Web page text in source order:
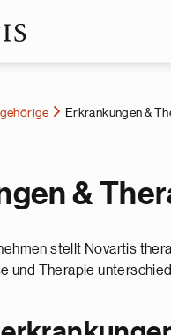
Erkrankungen &
&
stellt Novartis
und Therapie